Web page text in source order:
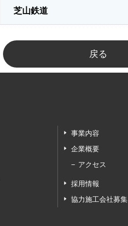
芝山鉄道
戻る
事業内容
企業概要
アクセス
採用情報
協力施工会社募集